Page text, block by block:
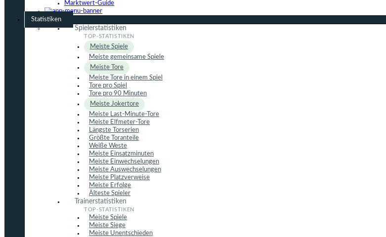
Marktwert-Guide
Statistiken
Spielerstatistiken
Meiste Spiele
Meiste gemeinsame Spiele
Meiste Tore
Meiste Tore in einem Spiel
Tore pro Spiel
Tore pro 90 Minuten
Meiste Jokertore
Meiste Last-Minute-Tore
Meiste Elfmeter-Tore
Längste Torserien
Größte Toranteile
Weiße Weste
Meiste Einsatzminuten
Meiste Einwechselungen
Meiste Auswechselungen
Meiste Platzverweise
Meiste Erfolge
Älteste Spieler
Trainerstatistiken
Meiste Spiele
Meiste Siege
Meiste Unentschieden